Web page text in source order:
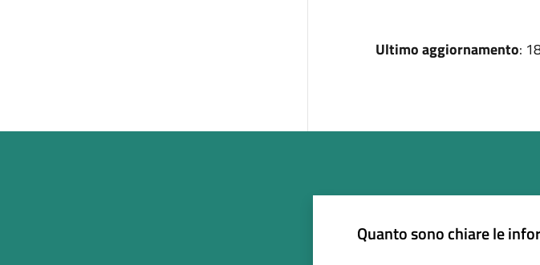
Ultimo aggiornamento:
Quanto sono chiare le